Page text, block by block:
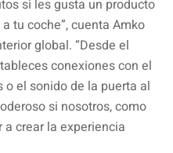
si les gusta un producto
tu coche”, cuenta Amko
global. “Desde el
conexiones con el
el sonido de la puerta al
si nosotros, como
crear la experiencia